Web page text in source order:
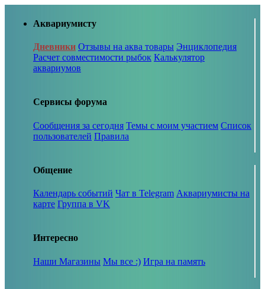
Аквариумисту
Дневники Отзывы на аква товары Энциклопедия
Расчет совместимости рыбок Калькулятор
аквариумов
Сервисы форума
Сообщения за сегодня Темы с моим участием Список
пользователей Правила
Общение
Календарь событий Чат в Telegram Аквариумисты на
карте Группа в VK
Интересно
Наши Магазины Мы все :) Игра на память